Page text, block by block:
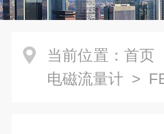
当前位置： 首页
电磁流量计 >